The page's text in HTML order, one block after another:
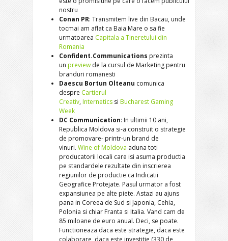
nostru
Conan PR: Transmitem live din Bacau, unde
tocmai am aflat ca Baia Mare o sa fie
urmatoarea Capitala a Tineretului din
Romania
Confident.Communications prezinta
un preview de la cursul de Marketing pentru
branduri romanesti
Daescu Bortun Olteanu comunica
despre Cartierul
Creativ,Internetics si Bucharest Gaming
Week
DC Communication: In ultimii 10 ani,
Republica Moldova si-a construit o strategie
de promovare- printr-un brand de
vinuri. Wine of Moldova aduna toti
producatorii locali care isi asuma productia
pe standardele rezultate din inscrierea
regiunilor de productie ca Indicatii
Geografice Protejate. Pasul urmator a fost
expansiunea pe alte piete. Astazi au ajuns
pana in Coreea de Sud si Japonia, Cehia,
Polonia si chiar Franta si Italia. Vand cam de
85 miloane de euro anual. Deci, se poate.
Functioneaza daca este strategie, daca este
colaborare, daca este investitie (330 de